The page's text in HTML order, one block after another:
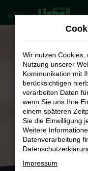
Zum
Hauptinhalt
Wir nutzen Cookies,
Nutzung unserer
Kommunikation mit
berücksichtigen
verarbeiten Daten
wenn Sie uns Ihre
einem späteren
Sie die Einwilligung
Weitere
Datenverarbeitung
Impressum